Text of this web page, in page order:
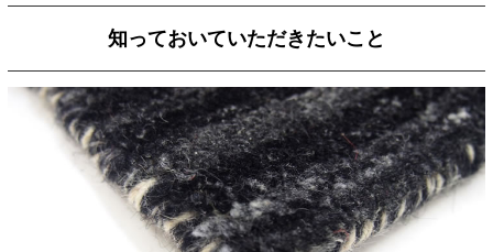
知っておいていただきたいこと